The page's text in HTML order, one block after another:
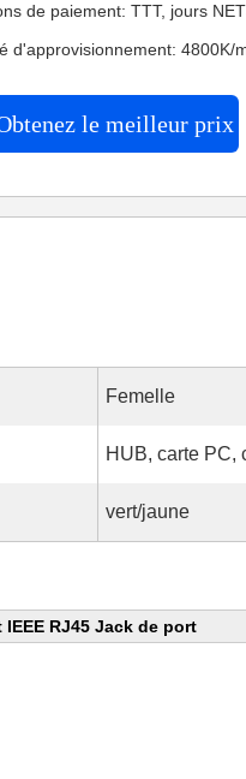
de paiement: TTT, jours
d'approvisionnement: 4800K/
le meilleur prix
Femelle
HUB, carte PC,
vert/jaune
RJ45 Jack de port